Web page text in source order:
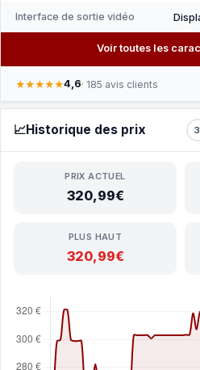
Interface de sortie vidéo
Voir toutes les
★★★★★4,6· 185 avis clients
📈Historique des prix
PRIX ACTUEL
320,99€
PLUS HAUT
320,99€